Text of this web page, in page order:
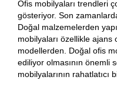
Ofis mobilyaları trendleri
gösteriyor. Son
Doğal malzemelerden
mobilyaları özellikle ajans
modellerden. Doğal ofis
ediliyor olmasının önemli
mobilyalarının rahatlatıcı